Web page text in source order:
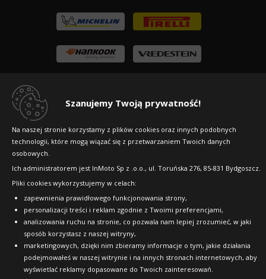
Szanujemy Twoją prywatność!
Na naszej stronie korzystamy z plików cookies oraz innych podobnych
technologii, które mogą wiązać się z przetwarzaniem Twoich danych
osobowych.
Ich administratorem jest InMoto Sp z .o.o., ul. Toruńska 276, 85-831 Bydgoszcz.
Pliki cookies wykorzystujemy w celach:
zapewnienia prawidłowego funkcjonowania strony,
personalizacji treści i reklam zgodnie z Twoimi preferencjami,
analizowania ruchu na stronie, co pozwala nam lepiej zrozumieć, w jaki
sposób korzystasz z naszej witryny,
marketingowych, dzięki nim zbieramy informacje o tym, jakie działania
podejmowałeś w naszej witrynie i na innych stronach internetowych, aby
wyświetlać reklamy dopasowane do Twoich zainteresowań.
Copyright © 2010-2026 24opony.pl. Wszelkie
prawa zastrzeżone.